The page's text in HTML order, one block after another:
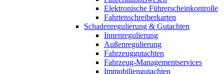
Elektronische Führerscheinkontrolle
Fahrtenschreiberkarten
Schadenregulierung & Gutachten
Innenregulierung
Außenregulierung
Fahrzeuggutachten
Fahrzeug-Managementservices
Immobiliengutachten